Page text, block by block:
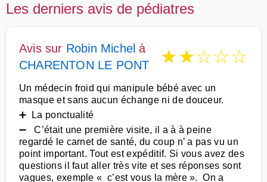
Les derniers avis de pédiatres
Avis sur Robin Michel à
CHARENTON LE PONT
★★☆☆☆
Un médecin froid qui manipule bébé avec un
masque et sans aucun échange ni de douceur.
➕ La ponctualité
➖ C’était une première visite, il a à à peine
regardé le carnet de santé, du coup n’ a pas vu un
point important. Tout est expéditif. Si vous avez des
questions il faut aller très vite et ses réponses sont
vagues, exemple « c’est vous la mère ». On a